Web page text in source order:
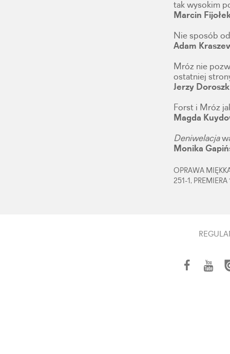
tak wysokim
Marcin
Nie sposób
Adam
Mróz nie
ostatniej
Jerzy
Forst i Mróz
Magda
Deniwelacja
Monika
OPRAWA
251-1,